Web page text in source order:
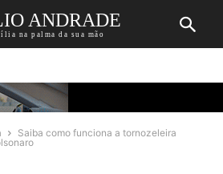
ANDRADE
na palma da sua mão
Saiba como funciona a tornozeleira